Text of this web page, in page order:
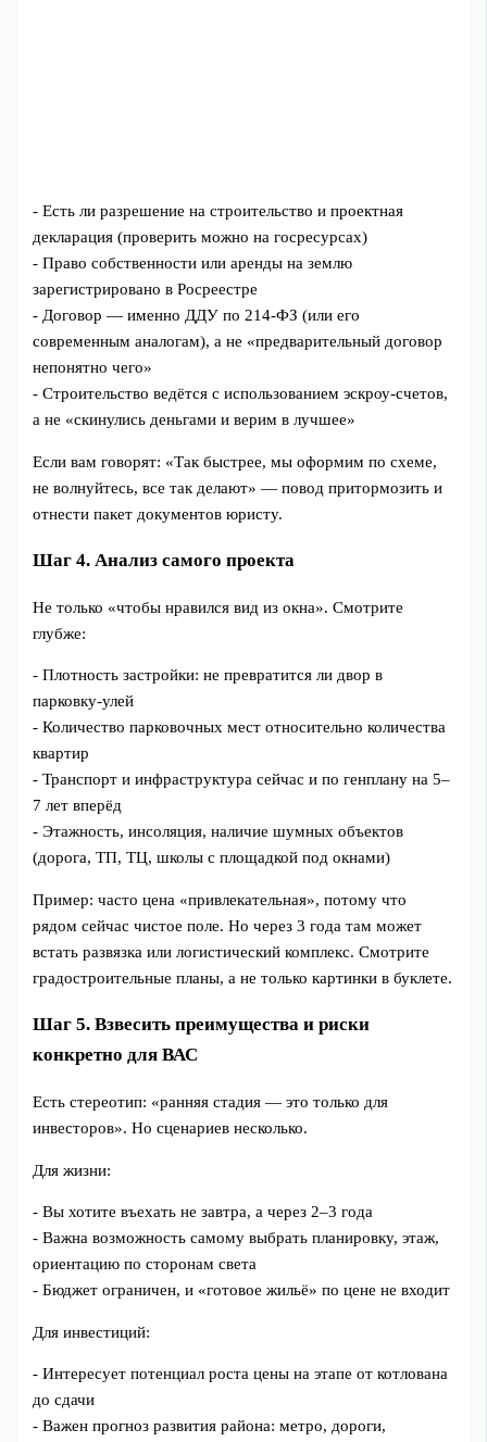
- Есть ли разрешение на строительство и проектная
декларация (проверить можно на госресурсах)
- Право собственности или аренды на землю
зарегистрировано в Росреестре
- Договор — именно ДДУ по 214‑ФЗ (или его
современным аналогам), а не «предварительный договор
непонятно чего»
- Строительство ведётся с использованием эскроу‑счетов,
а не «скинулись деньгами и верим в лучшее»
Если вам говорят: «Так быстрее, мы оформим по схеме,
не волнуйтесь, все так делают» — повод притормозить и
отнести пакет документов юристу.
Шаг 4. Анализ самого проекта
Не только «чтобы нравился вид из окна». Смотрите
глубже:
- Плотность застройки: не превратится ли двор в
парковку‑улей
- Количество парковочных мест относительно количества
квартир
- Транспорт и инфраструктура сейчас и по генплану на 5–
7 лет вперёд
- Этажность, инсоляция, наличие шумных объектов
(дорога, ТП, ТЦ, школы с площадкой под окнами)
Пример: часто цена «привлекательная», потому что
рядом сейчас чистое поле. Но через 3 года там может
встать развязка или логистический комплекс. Смотрите
градостроительные планы, а не только картинки в буклете.
Шаг 5. Взвесить преимущества и риски
конкретно для ВАС
Есть стереотип: «ранняя стадия — это только для
инвесторов». Но сценариев несколько.
Для жизни:
- Вы хотите въехать не завтра, а через 2–3 года
- Важна возможность самому выбрать планировку, этаж,
ориентацию по сторонам света
- Бюджет ограничен, и «готовое жильё» по цене не входит
Для инвестиций:
- Интересует потенциал роста цены на этапе от котлована
до сдачи
- Важен прогноз развития района: метро, дороги,